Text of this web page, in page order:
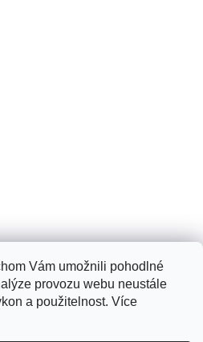
Vám umožnili pohodlné
provozu webu neustále
a použitelnost. Více